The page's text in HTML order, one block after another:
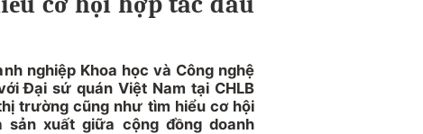
nghiệp Khoa học và Công nghệ
Đại sứ quán Việt Nam tại CHLB
trường cũng như tìm hiểu cơ hội
xuất giữa cộng đồng doanh